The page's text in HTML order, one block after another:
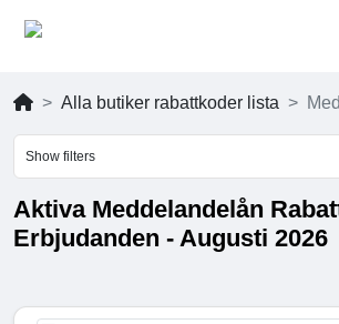
Alla butiker rabattkoder lista
Show filters
Aktiva Meddelandelån
Erbjudanden - Augusti 2026